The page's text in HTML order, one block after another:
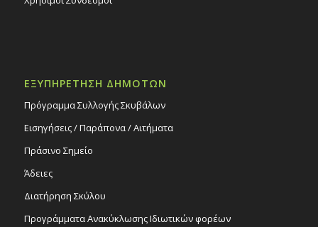
ΕΞΥΠΗΡΕΤΗΣΗ ΔΗΜΟΤΩΝ
Πρόγραμμα Συλλογής Σκυβάλων
Εισηγήσεις / Παράπονα / Αιτήματα
Πράσινο Σημείο
Άδειες
Διατήρηση Σκύλου
Προγράμματα Ανακύκλωσης Ιδιωτικών φορέων